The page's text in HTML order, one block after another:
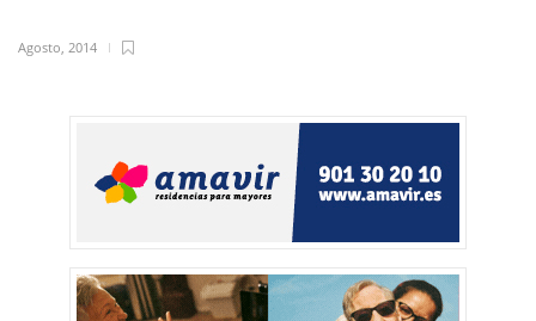
Agosto, 2014